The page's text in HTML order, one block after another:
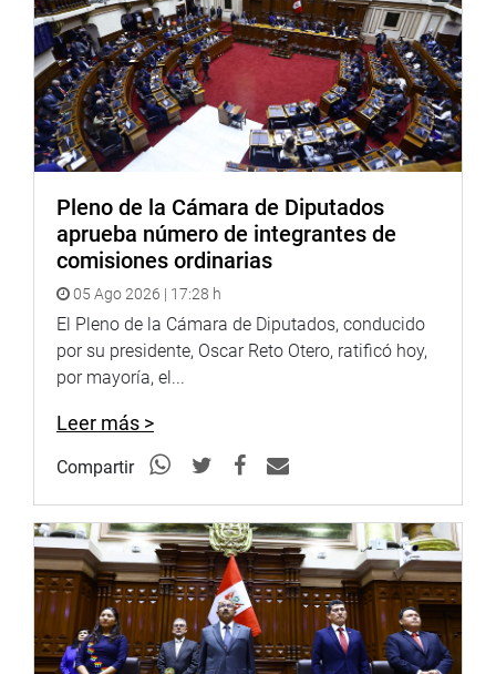
las presuntas irregularidades en la obtención de grados
académicos por parte de oficiales del Ejército.
OFICINA DE COMUNICACIONES
Pleno de la Cámara de Diputados
aprueba número de integrantes de
comisiones ordinarias
05 Ago 2026 | 17:28 h
El Pleno de la Cámara de Diputados, conducido
por su presidente, Oscar Reto Otero, ratificó hoy,
por mayoría, el...
Leer más >
Compartir